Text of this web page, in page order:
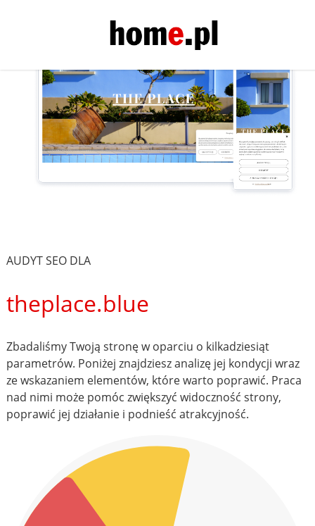
AUDYT SEO DLA
theplace.blue
Zbadaliśmy Twoją stronę w oparciu o kilkadziesiąt
parametrów. Poniżej znajdziesz analizę jej kondycji wraz
ze wskazaniem elementów, które warto poprawić. Praca
nad nimi może pomóc zwiększyć widoczność strony,
poprawić jej działanie i podnieść atrakcyjność.